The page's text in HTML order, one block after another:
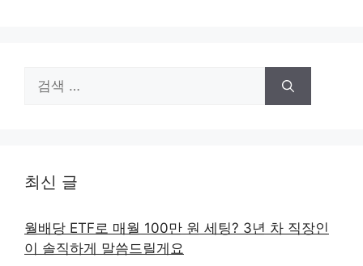
색:
최신 글
월배당 ETF로 매월 100만 원 세팅? 3년 차 직장인
이 솔직하게 말씀드릴게요